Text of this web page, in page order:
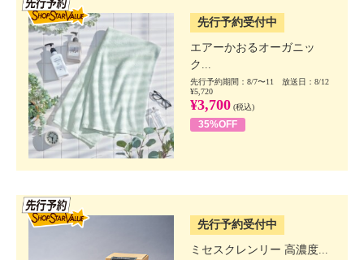
先行予約受付中
エアーかおるオーガニッ
ク...
先行予約期間：8/7〜11 放送日：8/12
¥5,720
¥3,700 (税込)
35%OFF
先行予約受付中
ミセスクレンリー 高濃度...